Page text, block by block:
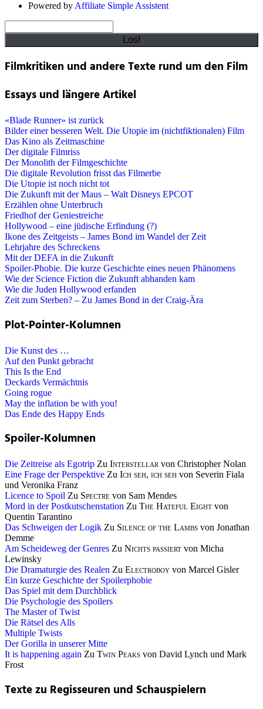
Powered by Affiliate Simple Assistent
Filmkritiken und andere Texte rund um den Film
Essays und längere Artikel
«Blade Runner» ist zurück
Bilder einer besseren Welt. Die Utopie im (nichtfiktionalen) Film
Das Kino als Zeitmaschine
Der digitale Filmriss
Der Monolith der Filmgeschichte
Die digitale Revolution frisst das Filmerbe
Die Utopie ist noch nicht tot
Die Zukunft mit der Maus – Walt Disneys EPCOT
Erzählen ohne Unterbruch
Friedhof der Geniestreiche
Hollywood – eine jüdische Erfindung (?)
Ikone des Zeitgeists – James Bond im Wandel der Zeit
Lehrjahre des Schreckens
Mit der DEFA in die Zukunft
Spoiler-Phobie. Die kurze Geschichte eines neuen Phänomens
Wie der Science Fiction die Zukunft abhanden kam
Wie die Juden Hollywood erfanden
Zeit zum Sterben? – Zu James Bond in der Craig-Ära
Plot-Pointer-Kolumnen
Die Kunst des …
Auf den Punkt gebracht
This Is the End
Deckards Vermächtnis
Going rogue
May the inflation be with you!
Das Ende des Happy Ends
Spoiler-Kolumnen
Die Zeitreise als Egotrip Zu Interstellar von Christopher Nolan
Eine Frage der Perspektive Zu Ich seh, ich seh von Severin Fiala
und Veronika Franz
Licence to Spoil Zu Spectre von Sam Mendes
Mord in der Postkutschenstation Zu The Hateful Eight von
Quentin Tarantino
Das Schweigen der Logik Zu Silence of the Lambs von Jonathan
Demme
Am Scheideweg der Genres Zu Nichts passiert von Micha
Lewinsky
Die Dramaturgie des Realen Zu Electroboy von Marcel Gisler
Ein kurze Geschichte der Spoilerphobie
Das Spiel mit dem Durchblick
Die Psychologie des Spoilers
The Master of Twist
Die Rätsel des Alls
Multiple Twists
Der Gorilla in unserer Mitte
It is happening again Zu Twin Peaks von David Lynch und Mark
Frost
Texte zu Regisseuren und Schauspielern